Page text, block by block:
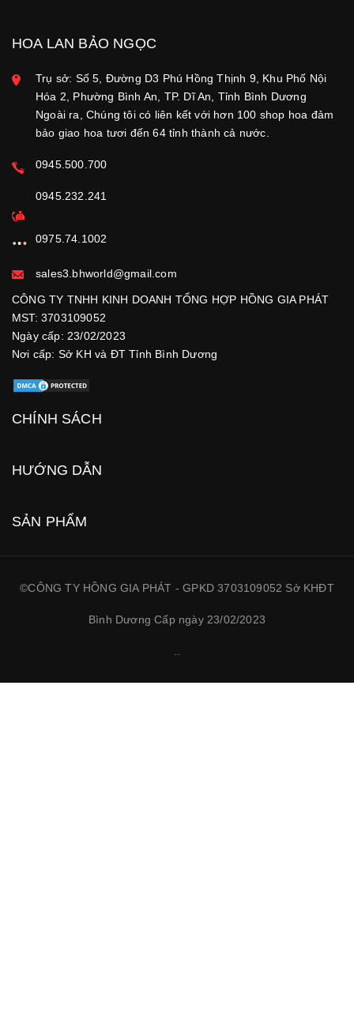
HOA LAN BẢO NGỌC
Trụ sở: Số 5, Đường D3 Phú Hồng Thịnh 9, Khu Phố Nội
Hóa 2, Phường Bình An, TP. Dĩ An, Tỉnh Bình Dương
Ngoài ra, Chúng tôi có liên kết với hơn 100 shop hoa đảm
bảo giao hoa tươi đến 64 tỉnh thành cả nước.
0945.500.700
0945.232.241
0975.74.1002
sales3.bhworld@gmail.com
CÔNG TY TNHH KINH DOANH TỔNG HỢP HỒNG GIA PHÁT
MST: 3703109052
Ngày cấp: 23/02/2023
Nơi cấp: Sở KH và ĐT Tỉnh Bình Dương
CHÍNH SÁCH
HƯỚNG DẪN
SẢN PHẨM
©CÔNG TY HỒNG GIA PHÁT - GPKD 3703109052 Sở KHĐT
Bình Dương Cấp ngày 23/02/2023
..